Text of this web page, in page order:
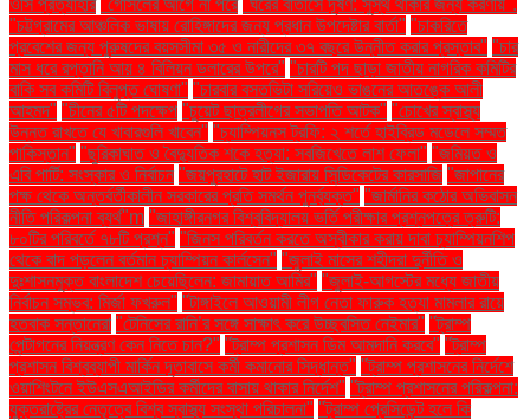
"চট্টগ্রামের আঞ্চলিক ভাষায় রোহিঙ্গাদের জন্য প্রধান উপদেষ্টার বার্তা" "চাকরিতে
প্রবেশের জন্য পুরুষদের বয়সসীমা ৩৫ ও নারীদের ৩৭ বছরে উন্নীত করার প্রস্তাব" "চার
মাস ধরে রপ্তানি আয় ৪ বিলিয়ন ডলারের উপরে" "চারটি পদ ছাড়া জাতীয় নাগরিক কমিটির
বাকি সব কমিটি বিলুপ্ত ঘোষণা" "চারবার বসতভিটা সরিয়েও ভাঙনের আতঙ্কে আলী
আহমদ" "চীনের ৫টি পদক্ষেপ "চুয়েট ছাত্রলীগের সভাপতি আটক" "চোখের স্বাস্থ্য
উন্নত রাখতে যে খাবারগুলি খাবেন" "চ্যাম্পিয়নস ট্রফি: ২ শর্তে হাইব্রিড মডেলে সম্মত
পাকিস্তান" "ছুরিকাঘাত ও বৈদ্যুতিক শকে হত্যা: সবজিখেতে লাশ ফেলা" "জমিয়ত ও
এবি পার্টি: সংস্কার ও নির্বাচন "জয়পুরহাটে হাট ইজারায় সিন্ডিকেটের কারসাজি "জাপানের
পক্ষ থেকে অন্তর্বর্তীকালীন সরকারের প্রতি সমর্থন পুনর্ব্যক্ত" "জার্মানির কঠোর অভিবাসন
নীতি পরিকল্পনা ব্যর্থ"m "জাহাঙ্গীরনগর বিশ্ববিদ্যালয় ভর্তি পরীক্ষার প্রশ্নপত্রে ত্রুটি:
৮০টির পরিবর্তে ৭৮টি প্রশ্ন" "জিনস পরিবর্তন করতে অস্বীকার করায় দাবা চ্যাম্পিয়নশিপ
থেকে বাদ পড়লেন বর্তমান চ্যাম্পিয়ন কার্লসেন" "জুলাই মাসের শহীদরা দুর্নীতি ও
দুঃশাসনমুক্ত বাংলাদেশ চেয়েছিলেন: জামায়াত আমির" "জুলাই-আগস্টের মধ্যে জাতীয়
নির্বাচন সম্ভব: মির্জা ফখরুল" "টাঙ্গাইলে আওয়ামী লীগ নেতা ফারুক হত্যা মামলার রায়ে
হতবাক সন্তানেরা "টেনিসের রানি’র সঙ্গে সাক্ষাৎ করে উচ্ছ্বসিত নেইমার" "ট্রাম্প
পেন্টাগনের নিয়ন্ত্রণ কেন নিতে চান?" "ট্রাম্প প্রশাসন ডিম আমদানি করবে" "ট্রাম্প
প্রশাসন বিশ্বব্যাপী মার্কিন দূতাবাসে কর্মী কমানোর সিদ্ধান্ত" "ট্রাম্প প্রশাসনের নির্দেশে
ওয়াশিংটনে ইউএসএআইডির কর্মীদের বাসায় থাকার নির্দেশ" "ট্রাম্প প্রশাসনের পরিকল্পনা:
যুক্তরাষ্ট্রের নেতৃত্বে বিশ্ব স্বাস্থ্য সংস্থা পরিচালনা" "ট্রাম্প প্রেসিডেন্ট হলে কি